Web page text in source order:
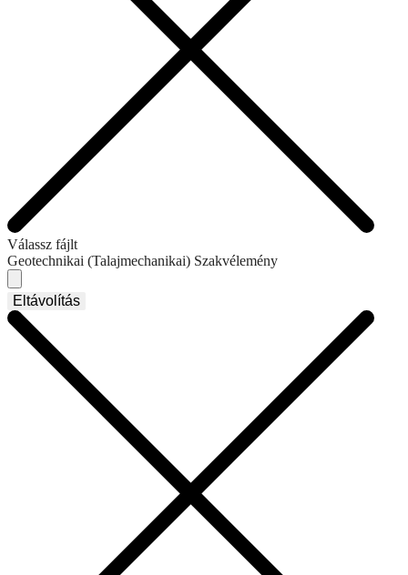
Válassz fájlt
Geotechnikai (Talajmechanikai) Szakvélemény
Eltávolítás